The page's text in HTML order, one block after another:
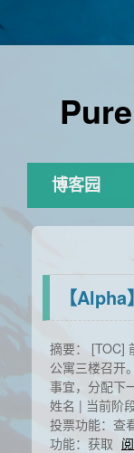
博客园
【
摘要： [TOC]
公寓三楼召开
事宜，分配下
姓名 | 当前阶
投票功能：查
功能：获取